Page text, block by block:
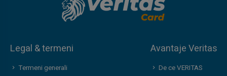
Legal & termeni
Termeni generali
Avantaje Veritas
De ce VERITAS